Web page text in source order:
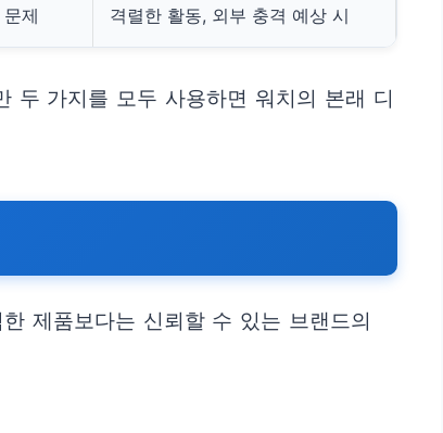
제 격렬한 활동, 외부 충격 예상 시
두 가지를 모두 사용하면 워치의 본래 디
제품보다는 신뢰할 수 있는 브랜드의